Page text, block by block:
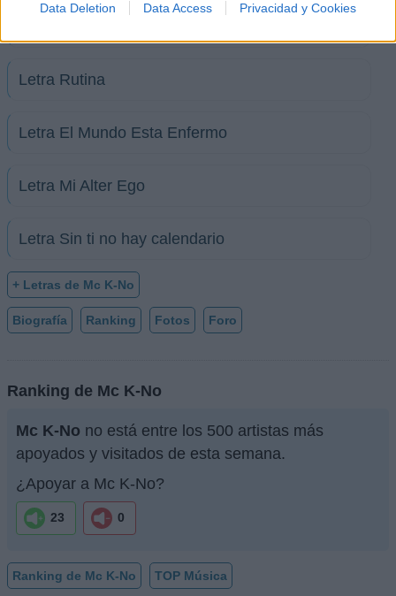
Data Deletion Data Access Privacidad y Cookies
Letra Rutina
Letra El Mundo Esta Enfermo
Letra Mi Alter Ego
Letra Sin ti no hay calendario
+ Letras de Mc K-No
Biografía Ranking Fotos Foro
Ranking de Mc K-No
Mc K-No no está entre los 500 artistas más
apoyados y visitados de esta semana.
¿Apoyar a Mc K-No?
23 0
Ranking de Mc K-No TOP Música